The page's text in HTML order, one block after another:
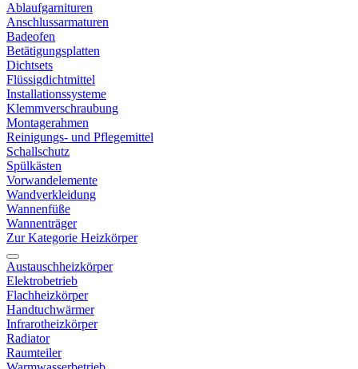
Ablaufgarnituren
Anschlussarmaturen
Badeofen
Betätigungsplatten
Dichtsets
Flüssigdichtmittel
Installationssysteme
Klemmverschraubung
Montagerahmen
Reinigungs- und Pflegemittel
Schallschutz
Spülkästen
Vorwandelemente
Wandverkleidung
Wannenfüße
Wannenträger
Zur Kategorie Heizkörper
Austauschheizkörper
Elektrobetrieb
Flachheizkörper
Handtuchwärmer
Infrarotheizkörper
Radiator
Raumteiler